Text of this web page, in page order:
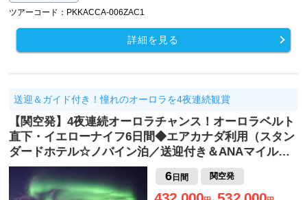
ツアーコード：PKKACCA-006ZAC1
詳細を見る
送迎＆ガイド付き！憧れのオーロラを4夜連続観賞
【関空発】4夜連続オーロラチャンス！オーロラベルト
直下・イエローナイフ6日間◆エアカナダ利用（スタン
ダードホテル☆ノバイン泊／送迎付き＆ANAマイル…
6日間 関空発